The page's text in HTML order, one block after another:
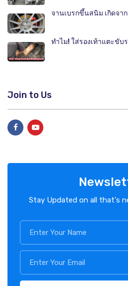
จานเบรกขึ้นสนิม เกิดจา
ทำไม! ใส่รองเท้าแตะขับ
Join to Us
Stay Updated on all that's